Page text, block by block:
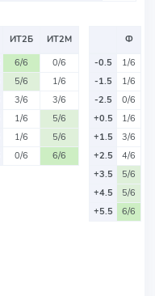
ИТ2Б
ИТ2М
6/6
0/6
5/6
1/6
3/6
3/6
1/6
5/6
1/6
5/6
0/6 6/6
Ф
-0.5
1/6
-1.5
1/6
-2.5
0/6
+0.5
1/6
+1.5
3/6
+2.5
4/6
+3.5
5/6
+4.5
5/6
+5.5
6/6